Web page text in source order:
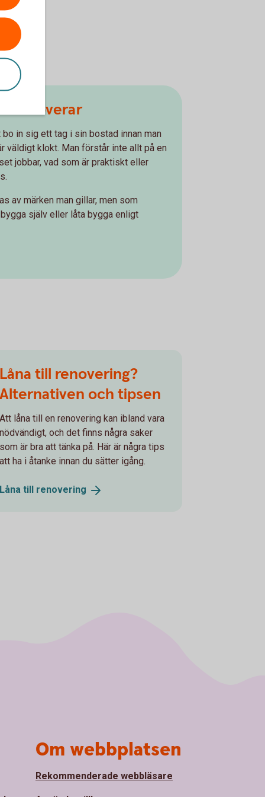
renoverar
in sig ett tag i sin bostad innan man
väldigt klokt. Man förstår inte allt på en
jobbar, vad som är praktiskt eller
av märken man gillar, men som
själv eller låta bygga enligt
Låna till renovering?
Alternativen och tipsen
Att låna till en renovering kan ibland vara
nödvändigt, och det finns några saker
som är bra att tänka på. Här är några tips
att ha i åtanke innan du sätter igång.
Låna till renovering
Om webbplatsen
Rekommenderade webbläsare